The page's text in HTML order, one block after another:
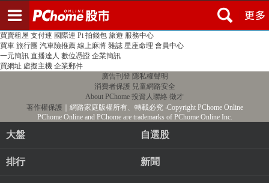
PChome首頁 線上購物 24h購物 書店
買賣租屋 支付連 國際連 Pi 拍錢包 旅遊 服務中心
買車 旅行團 汽車險推薦 線上麻將 雜誌 星座命理 會員中心
一元簡訊 直播達人 數位憑證 企業簡訊
買網址 虛擬主機 企業郵件
廣告刊登 隱私權聲明
消費者保護 兒童網路安全
About PChome 投資人聯絡 徵才
著作權保護 ｜網路家庭版權所有、轉載必究‧Copyright PChome Online
PChome Online and PChome are trademarks of PChome Online Inc.
大盤 自選股
排行 新聞